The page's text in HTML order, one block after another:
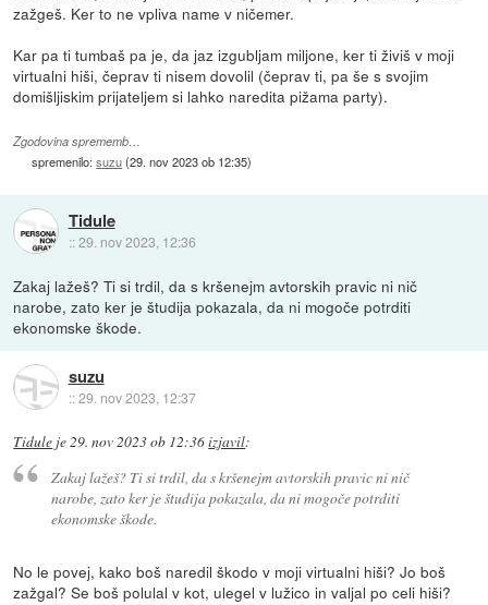
zažgeš. Ker to ne vpliva name v ničemer.
Kar pa ti tumbaš pa je, da jaz izgubljam miljone, ker ti živiš v moji
virtualni hiši, čeprav ti nisem dovolil (čeprav ti, pa še s svojim
domišljiskim prijateljem si lahko naredita pižama party).
Zgodovina sprememb…
spremenilo:suzu(29. nov 2023 ob 12:35)
Tidule
::29. nov 2023, 12:36
Zakaj lažeš? Ti si trdil, da s kršenejm avtorskih pravic ni nič
narobe, zato ker je študija pokazala, da ni mogoče potrditi
ekonomske škode.
suzu
::29. nov 2023, 12:37
Tidule je29. nov 2023 ob 12:36izjavil:
Zakaj lažeš? Ti si trdil, da s kršenejm avtorskih pravic ni nič
narobe, zato ker je študija pokazala, da ni mogoče potrditi
ekonomske škode.
No le povej, kako boš naredil škodo v moji virtualni hiši? Jo boš
zažgal? Se boš polulal v kot, ulegel v lužico in valjal po celi hiši?